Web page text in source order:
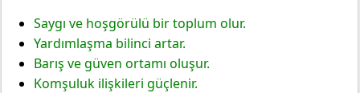
Saygı ve hoşgörülü bir toplum olur.
Yardımlaşma bilinci artar.
Barış ve güven ortamı oluşur.
Komşuluk ilişkileri güçlenir.